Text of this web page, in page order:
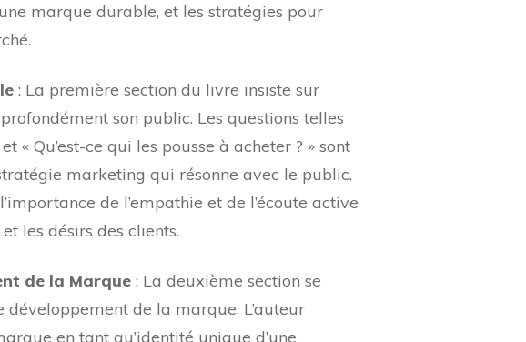
marque durable, et les stratégies pour
: La première section du livre insiste sur
son public. Les questions telles
« Qu’est-ce qui les pousse à acheter ? » sont
marketing qui résonne avec le public.
de l’empathie et de l’écoute active
les désirs des clients.
de la Marque: La deuxième section se
de la marque. L’auteur
en tant qu’identité unique d’une